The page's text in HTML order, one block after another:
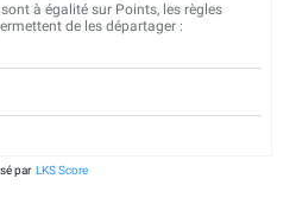
à égalité sur Points, les règles
de les départager :
par LKS Score